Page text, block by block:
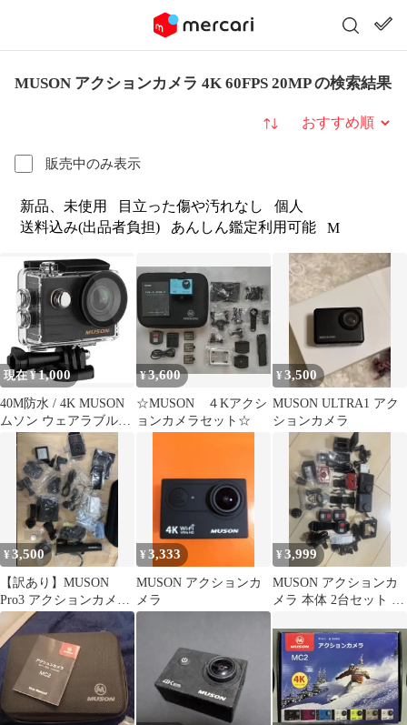
MUSON アクションカメラ 4K 60FPS 20MP の検索結果
販売中のみ表示
並び替え
新品、未使用 目立った傷や汚れなし
個人
送料込み(出品者負担)
あんしん鑑定利用可能 M
現在 ¥1,000
40M防水 / 4K MUSON
ムソン ウェアラブルカ
メラ アクションカメラ
¥3,600
☆MUSON ４Kアクシ
ョンカメラセット☆
¥3,500
MUSON ULTRA1 アク
ションカメラ
¥3,500
【訳あり】MUSON
Pro3 アクションカメラ
4K EIS
¥3,333
MUSON アクションカ
メラ
¥3,999
MUSON アクションカ
メラ 本体 2台セット ア